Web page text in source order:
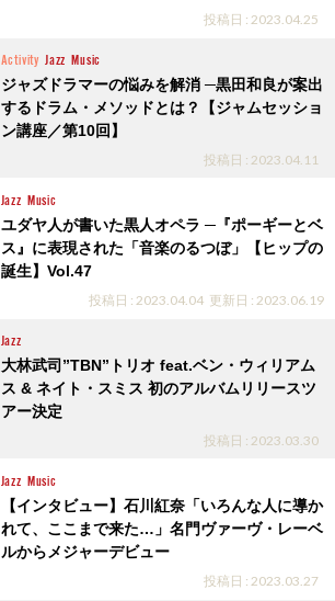
投稿日 : 2023.04.25
Activity Jazz Music
ジャズドラマーの悩みを解消 ─黒田和良が案出
するドラム・メソッドとは？【ジャムセッショ
ン講座／第10回】
投稿日 : 2023.04.11
Jazz Music
ユダヤ人が書いた黒人オペラ ─『ポーギーとベ
ス』に表現された「音楽のるつぼ」【ヒップの
誕生】Vol.47
投稿日 : 2023.04.04 更新日 : 2023.06.19
Jazz
大林武司”TBN”トリオ feat.ベン・ウィリアム
ス & ネイト・スミス 初のアルバムリリースツ
アー決定
投稿日 : 2023.03.30
Jazz Music
【インタビュー】石川紅奈「いろんな人に導か
れて、ここまで来た…」名門ヴァーヴ・レーベ
ルからメジャーデビュー
投稿日 : 2023.03.27